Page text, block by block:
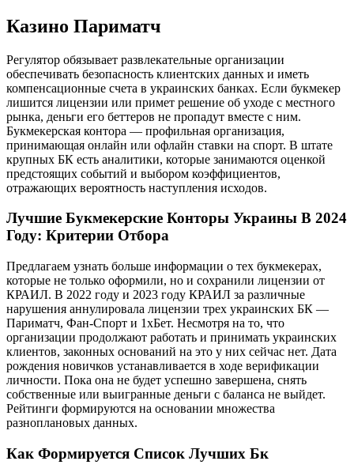
Казино Париматч
Регулятор обязывает развлекательные организации
обеспечивать безопасность клиентских данных и иметь
компенсационные счета в украинских банках. Если букмекер
лишится лицензии или примет решение об уходе с местного
рынка, деньги его беттеров не пропадут вместе с ним.
Букмекерская контора — профильная организация,
принимающая онлайн или офлайн ставки на спорт. В штате
крупных БК есть аналитики, которые занимаются оценкой
предстоящих событий и выбором коэффициентов,
отражающих вероятность наступления исходов.
Лучшие Букмекерские Конторы Украины В 2024
Году: Критерии Отбора
Предлагаем узнать больше информации о тех букмекерах,
которые не только оформили, но и сохранили лицензии от
КРАИЛ. В 2022 году и 2023 году КРАИЛ за различные
нарушения аннулировала лицензии трех украинских БК —
Париматч, Фан-Спорт и 1хБет. Несмотря на то, что
организации продолжают работать и принимать украинских
клиентов, законных оснований на это у них сейчас нет. Дата
рождения новичков устанавливается в ходе верификации
личности. Пока она не будет успешно завершена, снять
собственные или выигранные деньги с баланса не выйдет.
Рейтинги формируются на основании множества
разноплановых данных.
Как Формируется Список Лучших Бк